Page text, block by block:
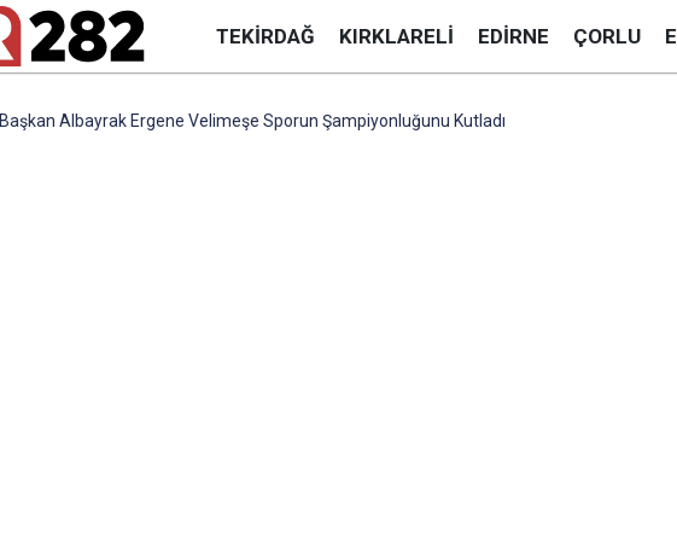
TEKIRDAĞ KIRKLARELI EDIRNE ÇORLU
Başkan Albayrak Ergene Velimeşe Sporun Şampiyonluğunu Kutladı